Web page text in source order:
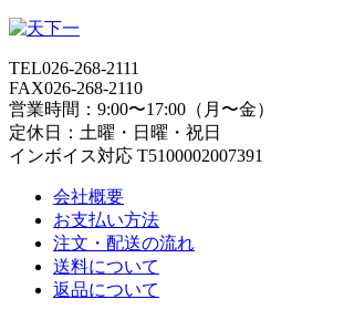
TEL026-268-2111
FAX026-268-2110
営業時間：9:00〜17:00（月〜金）
定休日：土曜・日曜・祝日
インボイス対応 T5100002007391
会社概要
お支払い方法
注文・配送の流れ
送料について
返品について